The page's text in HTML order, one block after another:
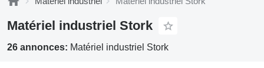
Matériel industriel Stork
26 annonces: Matériel industriel Stork